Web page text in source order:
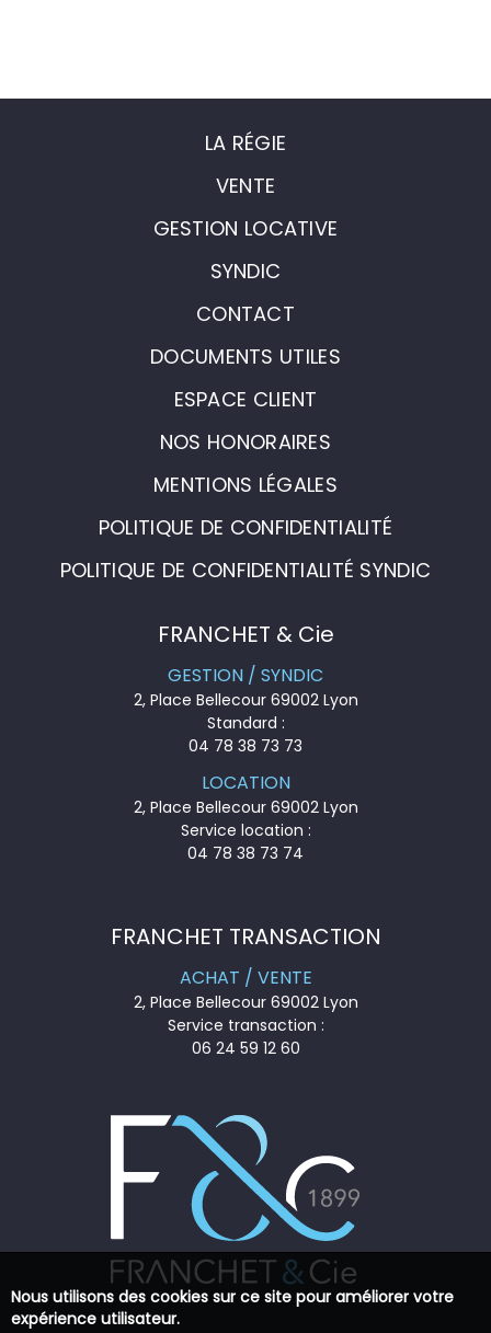
LA RÉGIE
VENTE
GESTION LOCATIVE
SYNDIC
CONTACT
DOCUMENTS UTILES
ESPACE CLIENT
NOS HONORAIRES
MENTIONS LÉGALES
POLITIQUE DE CONFIDENTIALITÉ
POLITIQUE DE CONFIDENTIALITÉ SYNDIC
FRANCHET & Cie
GESTION / SYNDIC
2, Place Bellecour 69002 Lyon
Standard :
04 78 38 73 73
LOCATION
2, Place Bellecour 69002 Lyon
Service location :
04 78 38 73 74
FRANCHET TRANSACTION
ACHAT / VENTE
2, Place Bellecour 69002 Lyon
Service transaction :
06 24 59 12 60
Nous utilisons des cookies sur ce site pour améliorer votre
expérience utilisateur.